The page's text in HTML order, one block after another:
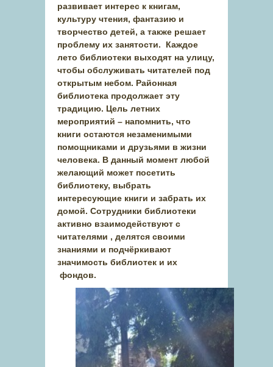
развивает интерес к книгам,
культуру чтения, фантазию и
творчество детей, а также решает
проблему их занятости. Каждое
лето библиотеки выходят на улицу,
чтобы обслуживать читателей под
открытым небом. Районная
библиотека продолжает эту
традицию. Цель летних
мероприятий – напомнить, что
книги остаются незаменимыми
помощниками и друзьями в жизни
человека. В данный момент любой
желающий может посетить
библиотеку, выбрать
интересующие книги и забрать их
домой. Сотрудники библиотеки
активно взаимодействуют с
читателями , делятся своими
знаниями и подчёркивают
значимость библиотек и их
фондов.